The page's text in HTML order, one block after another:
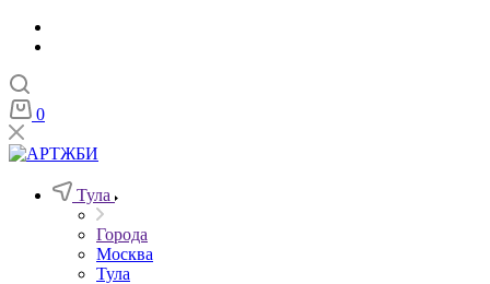
0
Тула
Города
Москва
Тула